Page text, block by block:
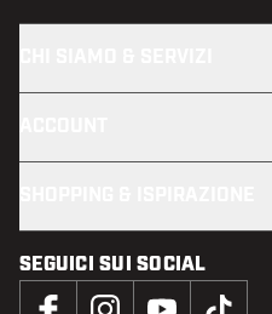
SEGUICI SUI SOCIAL